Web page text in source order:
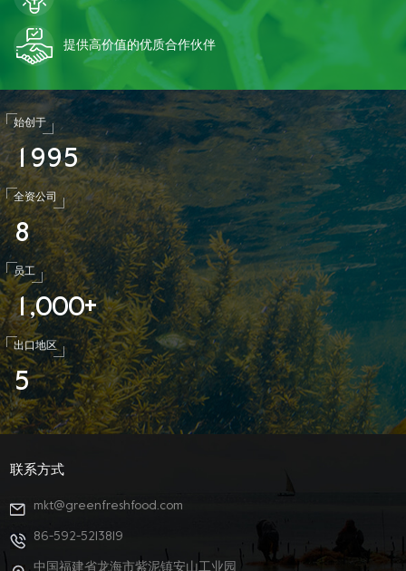
提供高价值的优质合作伙伴
始创于
1 995
全资公司
8
员工
1 ,000+
出口地区
5
联系方式
mkt@greenfreshfood.com
86-592-5213819
中国福建省龙海市紫泥镇安山工业园